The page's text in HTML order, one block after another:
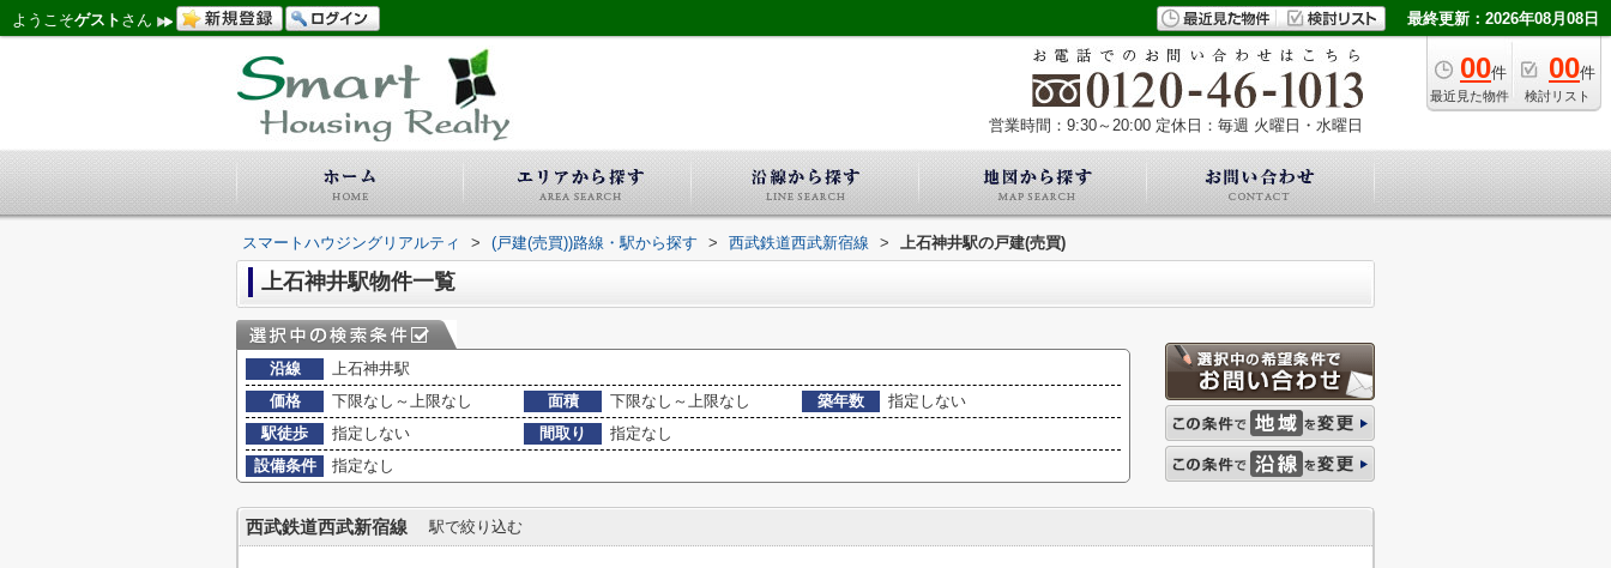
ようこそゲスト さん 最終更新：2026年08月08日
00件
最近見た物件
00件
検討リスト
営業時間：9:30～20:00 定休日：毎週 火曜日・水曜日
スマートハウジングリアルティ > (戸建(売買))路線・駅から探す > 西武鉄道西武新宿線 > 上石神井駅の戸建(売買)
上石神井駅物件一覧
沿線
上石神井駅
価格
下限なし～上限なし 面積 下限なし～上限なし 築年数
指定しない
駅徒歩
指定しない 間取り
指定なし
設備条件
指定なし
西武鉄道西武新宿線 駅で絞り込む